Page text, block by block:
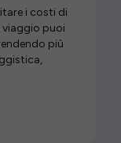
i costi di
puoi
più